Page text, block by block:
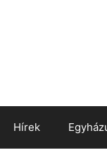
Hírek